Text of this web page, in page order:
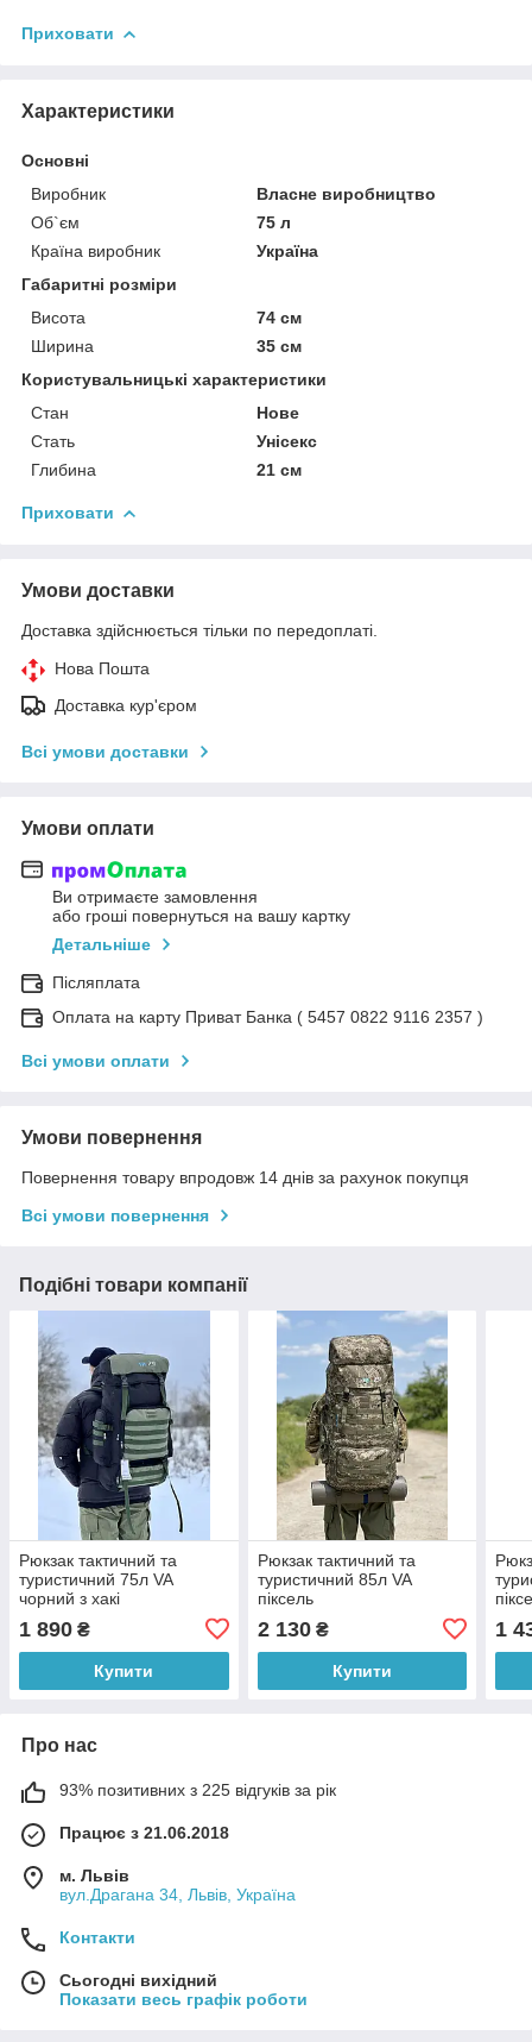
Приховати
Характеристики
Основні
Виробник
Власне виробництво
Об`єм
75 л
Країна виробник
Україна
Габаритні розміри
Висота
74 см
Ширина
35 см
Користувальницькі характеристики
Стан
Нове
Стать
Унісекс
Глибина
21 см
Приховати
Умови доставки
Доставка здійснюється тільки по передоплаті.
Нова Пошта
Доставка кур'єром
Всі умови доставки
Умови оплати
Ви отримаєте замовлення
або гроші повернуться на вашу картку
Детальніше
Післяплата
Оплата на карту Приват Банка ( 5457 0822 9116 2357 )
Всі умови оплати
Умови повернення
Повернення товару впродовж 14 днів за рахунок покупця
Всі умови повернення
Подібні товари компанії
Рюкзак тактичний та
туристичний 75л VA
чорний з хакі
1 890 ₴
Купити
Рюкзак тактичний та
туристичний 85л VA
піксель
2 130₴
Купити
1
Про нас
93% позитивних з 225 відгуків за рік
Працює з 21.06.2018
м. Львів
вул.Драгана 34, Львів, Україна
Контакти
Сьогодні вихідний
Показати весь графік роботи